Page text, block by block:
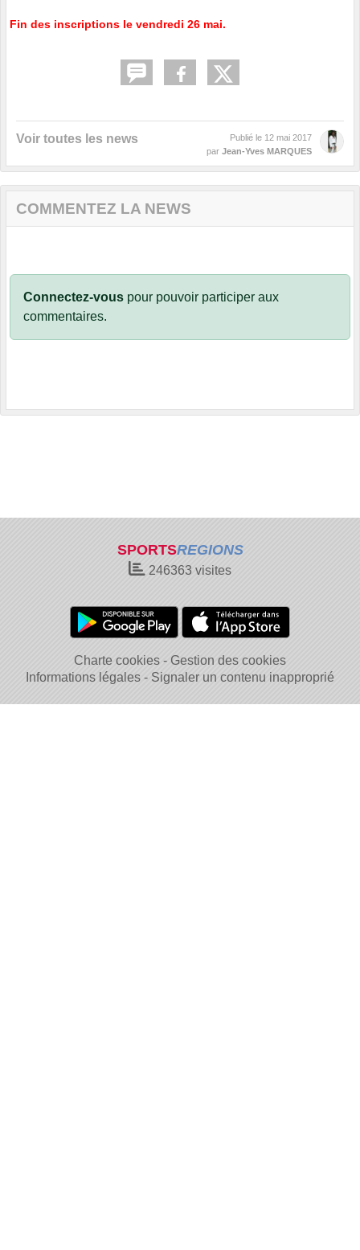
Fin des inscriptions le vendredi 26 mai.
Voir toutes les news Publié le 12 mai 2017
par Jean-Yves MARQUES
COMMENTEZ LA NEWS
Connectez-vous pour pouvoir participer aux
commentaires.
SPORTSREGIONS
246363 visites
Charte cookies
Gestion des cookies
Informations légales
Signaler un contenu inapproprié